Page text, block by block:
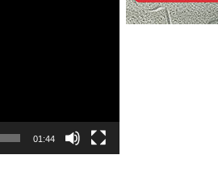
01:44